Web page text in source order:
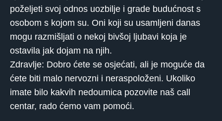
poželjeti svoj odnos uozbilje i grade budućnost s
osobom s kojom su. Oni koji su usamljeni danas
mogu razmišljati o nekoj bivšoj ljubavi koja je
ostavila jak dojam na njih.
Zdravlje: Dobro ćete se osjećati, ali je moguće da
ćete biti malo nervozni i neraspoloženi. Ukoliko
imate bilo kakvih nedoumica pozovite naš call
centar, rado ćemo vam pomoći.